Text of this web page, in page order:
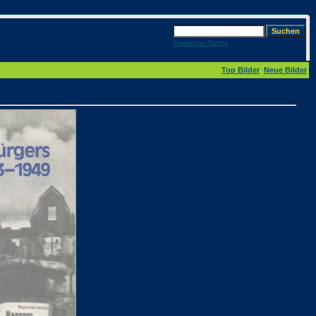
Erweiterte Suche
Top Bilder Neue Bilder